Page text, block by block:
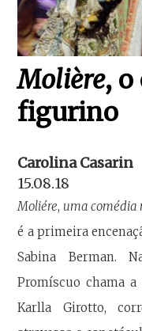
Molière, o
figurino
Carolina Casarin
15.08.18
Moliére, uma comédia
é a primeira
Sabina Berman.
Promíscuo chama
Karlla Girotto,